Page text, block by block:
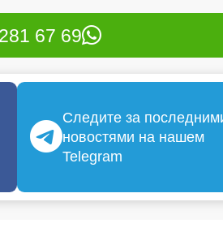
67 69
Следите за
новостями на нашем
Telegram